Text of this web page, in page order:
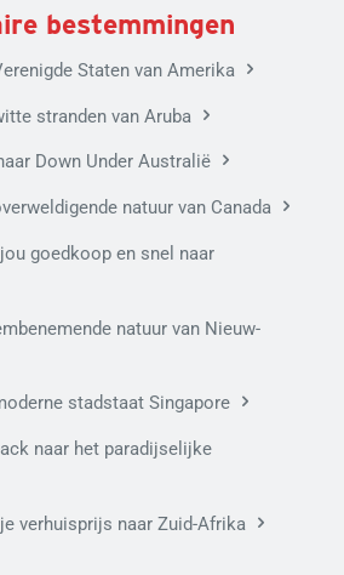
bestemmingen
Staten van Amerika
stranden van Aruba
Down Under Australië
natuur van Canada
goedkoop en snel naar
natuur van Nieuw-
stadstaat Singapore
naar het paradijselijke
verhuisprijs naar Zuid-Afrika